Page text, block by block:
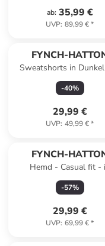
ab: 35,99 €
UVP: 89,99 €*
FYNCH-
Sweatshorts in
-40%
29,99 €
UVP: 49,99 €*
FYNCH-
Hemd - Casual fit - in
Dunkelblau/ Weiß
-57%
29,99 €
UVP: 69,99 €*